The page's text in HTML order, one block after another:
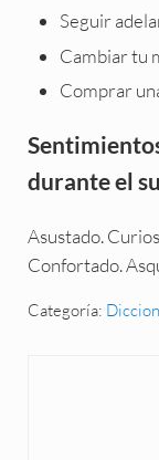
Seguir
Cambiar tu
Comprar
durante el
Asustado.
Confortado.
Categoría: